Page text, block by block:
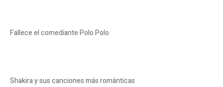
Fallece el comediante Polo Polo
Shakira y sus canciones más románticas